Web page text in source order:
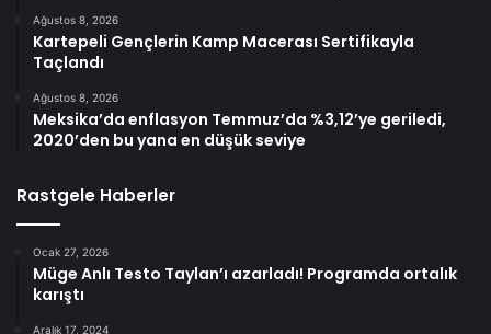
Ağustos 8, 2026
Kartepeli Gençlerin Kamp Macerası Sertifikayla
Taçlandı
Ağustos 8, 2026
Meksika’da enflasyon Temmuz’da %3,12’ye geriledi,
2020’den bu yana en düşük seviye
Rastgele Haberler
Ocak 27, 2026
Müge Anlı Testo Taylan’ı azarladı! Programda ortalık
karıştı
Aralık 17, 2024